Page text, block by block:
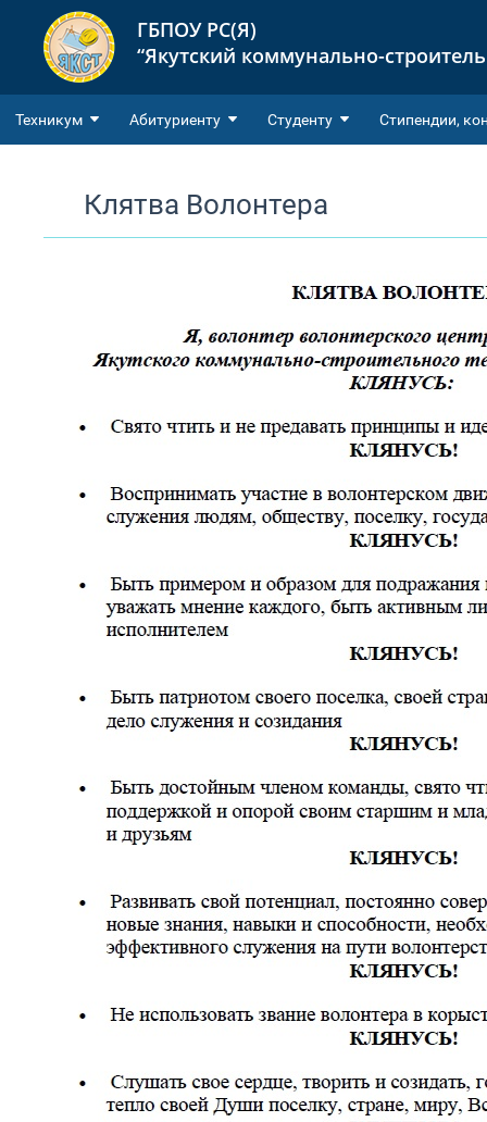
ГБПОУ РС(Я)
“Якутский коммунально-
Техникум Абитуриенту Студенту Cтипендии,
Клятва Волонтера